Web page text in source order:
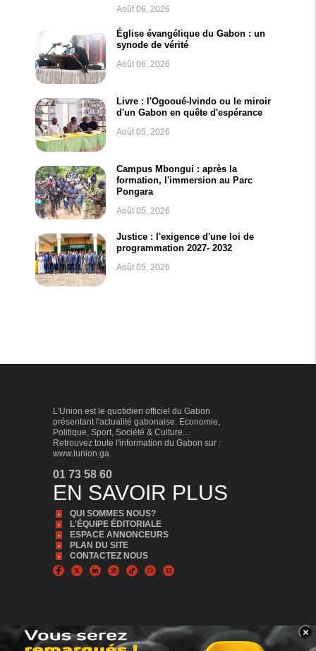
Août 06, 2026
Église évangélique du Gabon : un
synode de vérité
Août 06, 2026
Livre : l'Ogooué-Ivindo ou le miroir
d'un Gabon en quête d'espérance
Août 05, 2026
Campus Mbongui : après la
formation, l'immersion au Parc
Pongara
Août 05, 2026
Justice : l'exigence d'une loi de
programmation 2027- 2032
Août 05, 2026
×
L'Union est le quotidien officiel du Gabon
présentant l'actualité gabonaise. Economie,
Politique, Sport, Société & Culture...
Retrouvez toute l'information du Gabon sur :
www.lunion.ga
01 73 58 60
EN SAVOIR PLUS
QUI SOMMES NOUS?
L'ÉQUIPE ÉDITORIALE
ESPACE ANNONCEURS
PLAN DU SITE
CONTACTEZ NOUS